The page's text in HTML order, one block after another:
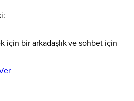
için bir arkadaşlık ve sohbet için